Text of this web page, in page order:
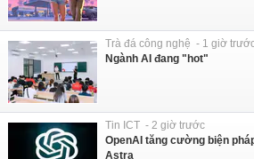
Trà đá công nghệ - 1 giờ
Ngành AI đang "hot"
Tin ICT - 2 giờ trước
OpenAI tăng cường biện
Astra